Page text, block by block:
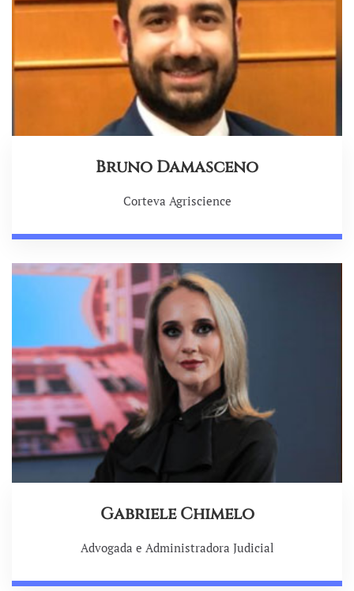
Bruno Damasceno
Corteva Agriscience
Gabriele Chimelo
Advogada e Administradora Judicial